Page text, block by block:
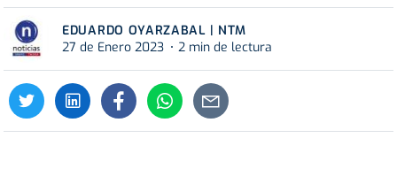
EDUARDO OYARZABAL | NTM
27 de Enero 2023
2 min de lectura